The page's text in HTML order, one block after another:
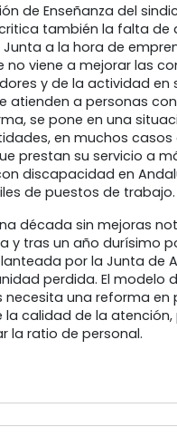
de Enseñanza del
también la falta de
a la hora de
no viene a mejorar las
y de la actividad en
atienden a personas
se pone en una
en muchos
prestan su servicio a
discapacidad en
de puestos de trabajo.
década sin mejoras
y tras un año durísimo
por la Junta de
perdida. El modelo
necesita una reforma en
la calidad de la
la ratio de personal.